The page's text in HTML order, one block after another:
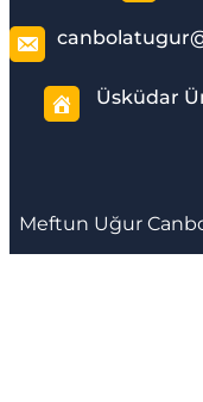
Üsküdar
Meftun Uğur